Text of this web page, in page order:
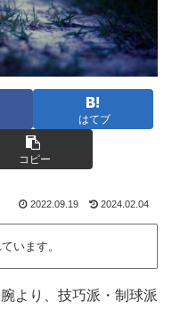
はてブ
コピー
2022.09.19 2024.02.04
います。
より、技巧派・制球派